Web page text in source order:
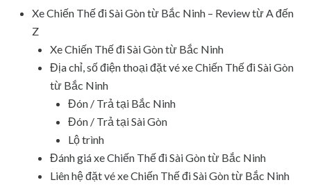
Xe Chiến Thế đi Sài Gòn từ Bắc Ninh – Review từ A đến
Z
Xe Chiến Thế đi Sài Gòn từ Bắc Ninh
Địa chỉ, số điện thoại đặt vé xe Chiến Thế đi Sài Gòn
từ Bắc Ninh
Đón / Trả tại Bắc Ninh
Đón / Trả tại Sài Gòn
Lộ trình
Đánh giá xe Chiến Thế đi Sài Gòn từ Bắc Ninh
Liên hệ đặt vé xe Chiến Thế đi Sài Gòn từ Bắc Ninh